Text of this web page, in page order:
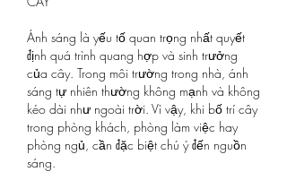
Ánh sáng là yếu tố quan trọng nhất quyết
định quá trình quang hợp và sinh trưởng
của cây. Trong môi trường trong nhà, ánh
sáng tự nhiên thường không mạnh và không
kéo dài như ngoài trời. Vì vậy, khi bố trí cây
trong phòng khách, phòng làm việc hay
phòng ngủ, cần đặc biệt chú ý đến nguồn
sáng.